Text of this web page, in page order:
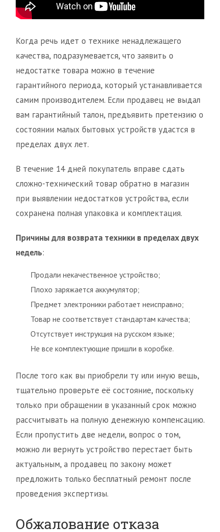
Когда речь идет о технике ненадлежащего
качества, подразумевается, что заявить о
недостатке товара можно в течение
гарантийного периода, который устанавливается
самим производителем. Если продавец не выдал
вам гарантийный талон, предъявить претензию о
состоянии малых бытовых устройств удастся в
пределах двух лет.
В течение 14 дней покупатель вправе сдать
сложно-технический товар обратно в магазин
при выявлении недостатков устройства, если
сохранена полная упаковка и комплектация.
Причины для возврата техники в пределах двух
недель:
Продали некачественное устройство;
Плохо заряжается аккумулятор;
Предмет электроники работает неисправно;
Товар не соответствует стандартам качества;
Отсутствует инструкция на русском языке;
Не все комплектующие пришли в коробке.
После того как вы приобрели ту или иную вещь,
тщательно проверьте её состояние, поскольку
только при обращении в указанный срок можно
рассчитывать на полную денежную компенсацию.
Если пропустить две недели, вопрос о том,
можно ли вернуть устройство перестает быть
актуальным, а продавец по закону может
предложить только бесплатный ремонт после
проведения экспертизы.
Обжалование отказа